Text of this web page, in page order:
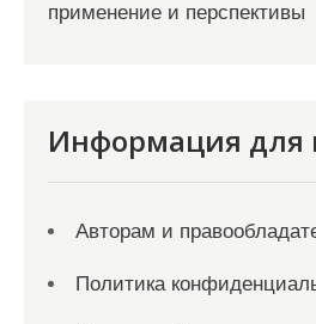
применение и перспективы
Информация для
Авторам и
Политика